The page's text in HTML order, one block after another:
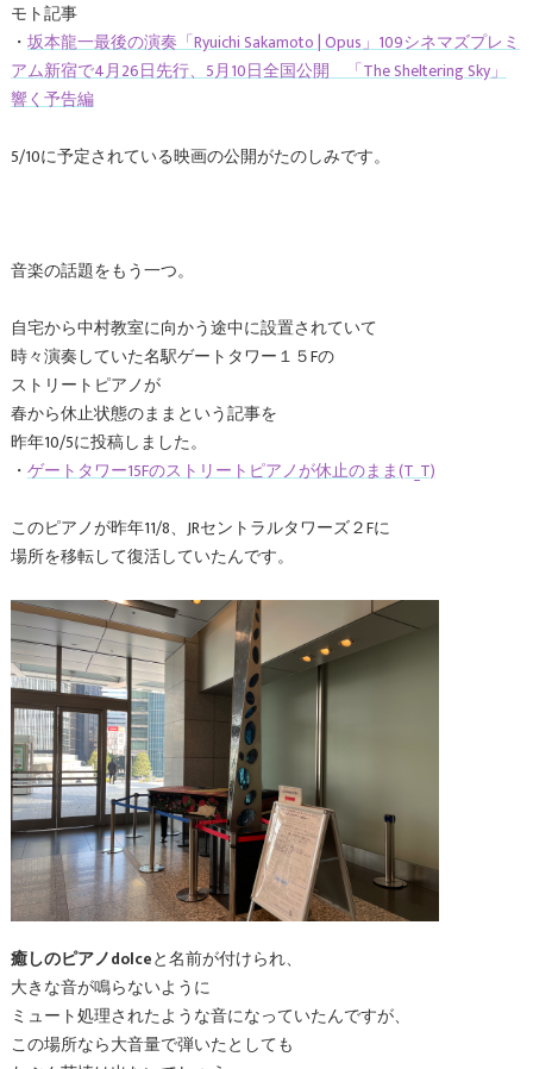
モト記事
・ 坂本龍一最後の演奏「Ryuichi Sakamoto | Opus」109シネマズプレミ
アム新宿で4月26日先行、5月10日全国公開 「The Sheltering Sky」
響く予告編
5/10に予定されている映画の公開がたのしみです。
音楽の話題をもう一つ。
自宅から中村教室に向かう途中に設置されていて
時々演奏していた名駅ゲートタワー１５Fの
ストリートピアノが
春から休止状態のままという記事を
昨年10/5に投稿しました。
・ ゲートタワー15Fのストリートピアノが休止のまま(T_T)
このピアノが昨年11/8、JRセントラルタワーズ２Fに
場所を移転して復活していたんです。
癒しのピアノdolceと名前が付けられ、
大きな音が鳴らないように
ミュート処理されたような音になっていたんですが、
この場所なら大音量で弾いたとしても